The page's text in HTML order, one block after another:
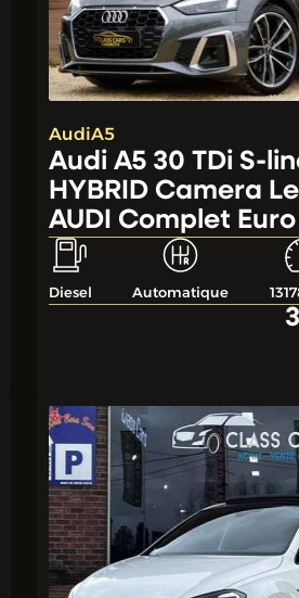
AudiA5
Audi A5 30 TDi S-
HYBRID Camera
AUDI Complet Euro
Diesel Automatique